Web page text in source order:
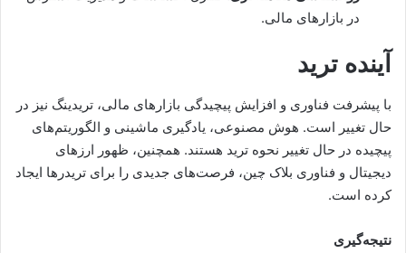
در بازارهای مالی.
آینده ترید
با پیشرفت فناوری و افزایش پیچیدگی بازارهای مالی، تریدینگ نیز در
حال تغییر است. هوش مصنوعی، یادگیری ماشینی و الگوریتم‌های
پیچیده در حال تغییر نحوه ترید هستند. همچنین، ظهور ارزهای
دیجیتال و فناوری بلاک چین، فرصت‌های جدیدی را برای تریدرها ایجاد
کرده است.
نتیجه‌گیری